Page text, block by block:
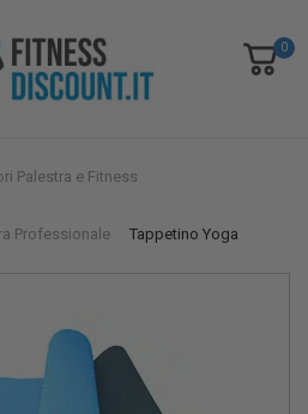
0
Palestra e Fitness
Professionale
Tappetino Yoga